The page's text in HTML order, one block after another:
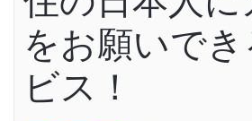
をお願いで
ビス！